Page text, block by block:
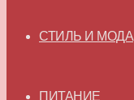
СТИЛЬ И МОДА
ПИТАНИЕ